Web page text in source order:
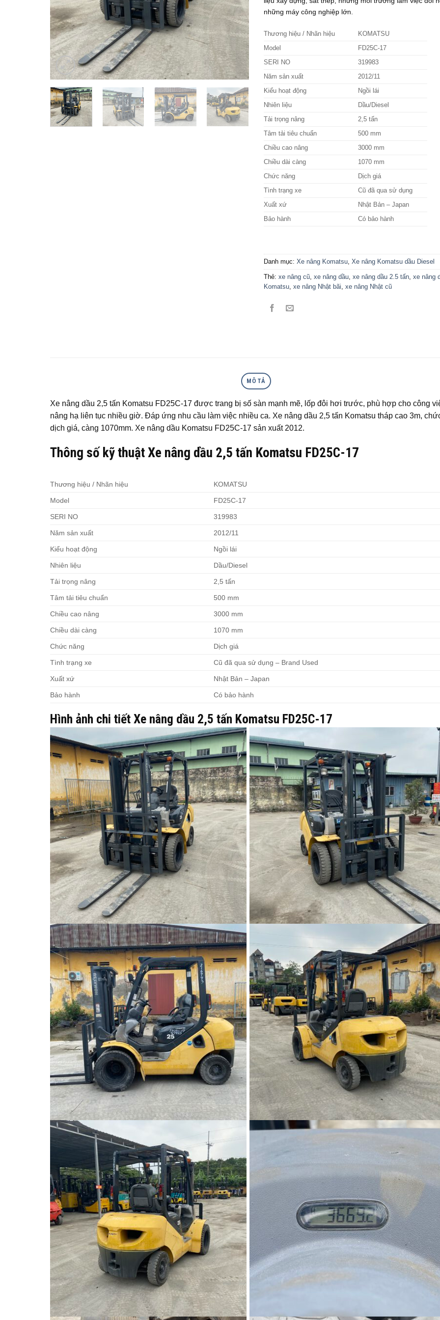
những máy công nghiệp lớn.
Thương hiệu / Nhãn hiệu
KOMATSU
Model
FD25C-17
SERI NO
319983
Năm sản xuất
2012/11
Kiểu hoạt động
Ngồi lái
Nhiên liệu
Dầu/Diesel
Tải trọng nâng
2,5 tấn
Tâm tải tiêu chuẩn
500 mm
Chiều cao nâng
3000 mm
Chiều dài càng
1070 mm
Chức năng
Dịch giá
Tình trạng xe
Cũ đã qua sử dụng
Xuất xứ
Nhật Bản – Japan
Bảo hành
Có bảo hành
Danh mục: Xe nâng Komatsu, Xe nâng Komatsu dầu Diesel
Thẻ: xe nâng cũ, xe nâng dầu, xe nâng dầu 2.5 tấn, xe nâng
Komatsu, xe nâng Nhật bãi, xe nâng Nhật cũ
MÔ TẢ
Xe nâng dầu 2,5 tấn Komatsu FD25C-17 được trang bị số sàn mạnh mẽ, lốp đôi hơi trước, phù hợp cho công
nâng hạ liên tục nhiều giờ. Đáp ứng nhu cầu làm việc nhiều ca. Xe nâng dầu 2,5 tấn Komatsu tháp cao 3m,
dịch giá, càng 1070mm. Xe nâng dầu Komatsu FD25C-17 sản xuất 2012.
Thông số kỹ thuật Xe nâng dầu 2,5 tấn Komatsu FD25C-17
Thương hiệu / Nhãn hiệu KOMATSU
Model FD25C-17
SERI NO 319983
Năm sản xuất 2012/11
Kiểu hoạt động Ngồi lái
Nhiên liệu Dầu/Diesel
Tải trọng nâng 2,5 tấn
Tâm tải tiêu chuẩn 500 mm
Chiều cao nâng 3000 mm
Chiều dài càng 1070 mm
Chức năng Dịch giá
Tình trạng xe Cũ đã qua sử dụng – Brand Used
Xuất xứ Nhật Bản – Japan
Bảo hành Có bảo hành
Hình ảnh chi tiết Xe nâng dầu 2,5 tấn Komatsu FD25C-17